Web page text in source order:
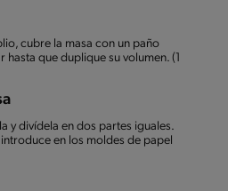
cubre la masa con un paño
que duplique su volumen. (1
y divídela en dos partes iguales.
en los moldes de papel